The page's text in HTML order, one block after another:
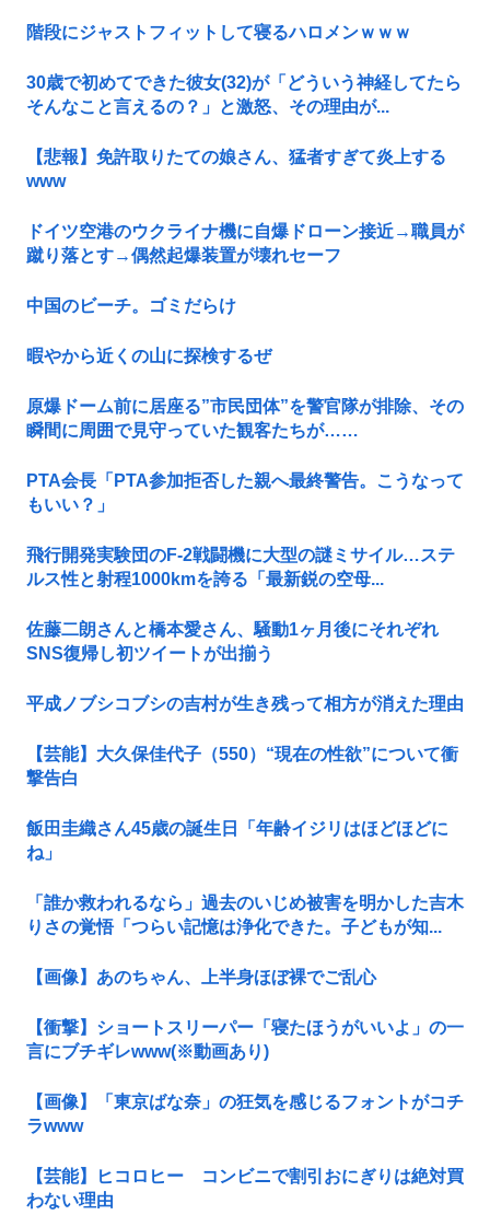
階段にジャストフィットして寝るハロメンｗｗｗ
30歳で初めてできた彼女(32)が「どういう神経してたら
そんなこと言えるの？」と激怒、その理由が...
【悲報】免許取りたての娘さん、猛者すぎて炎上する
www
ドイツ空港のウクライナ機に自爆ドローン接近→職員が
蹴り落とす→偶然起爆装置が壊れセーフ
中国のビーチ。ゴミだらけ
暇やから近くの山に探検するぜ
原爆ドーム前に居座る”市民団体”を警官隊が排除、その
瞬間に周囲で見守っていた観客たちが……
PTA会長「PTA参加拒否した親へ最終警告。こうなって
もいい？」
飛行開発実験団のF-2戦闘機に大型の謎ミサイル…ステ
ルス性と射程1000kmを誇る「最新鋭の空母...
佐藤二朗さんと橋本愛さん、騒動1ヶ月後にそれぞれ
SNS復帰し初ツイートが出揃う
平成ノブシコブシの吉村が生き残って相方が消えた理由
【芸能】大久保佳代子（550）“現在の性欲”について衝
撃告白
飯田圭織さん45歳の誕生日「年齢イジリはほどほどに
ね」
「誰か救われるなら」過去のいじめ被害を明かした吉木
りさの覚悟「つらい記憶は浄化できた。子どもが知...
【画像】あのちゃん、上半身ほぼ裸でご乱心
【衝撃】ショートスリーパー「寝たほうがいいよ」の一
言にブチギレwww(※動画あり)
【画像】「東京ばな奈」の狂気を感じるフォントがコチ
ラwww
【芸能】ヒコロヒー コンビニで割引おにぎりは絶対買
わない理由